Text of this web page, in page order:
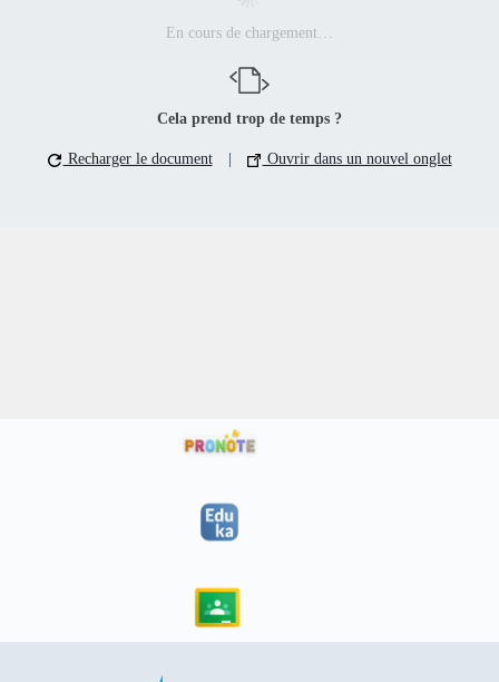
En cours de chargement…
Cela prend trop de temps ?
Recharger le document Ouvrir dans un nouvel onglet